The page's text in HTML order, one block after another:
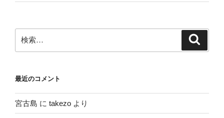
索:
最近のコメント
宮古島 に takezo より